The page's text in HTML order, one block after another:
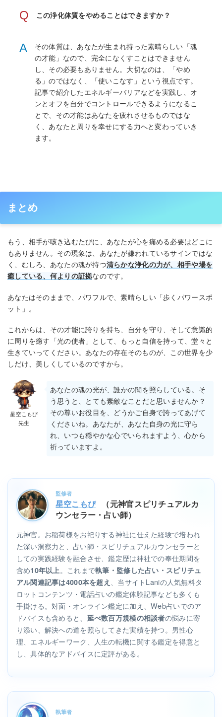
Q この浄化体質をやめることはできますか？
A
その体質は、あなたが生まれ持った素晴らしい「魂
の才能」なので、完全になくすことはできません
し、その必要もありません。大切なのは、「やめ
る」のではなく、「使いこなす」という視点です。
記事で紹介したエネルギーバリアなどを実践し、オ
ンとオフを自分でコントロールできるようになるこ
とで、その才能はあなたを疲れさせるものではな
く、あなたと周りを幸せにする力へと変わっていき
ます。
まとめ
もう、相手が咳き込むたびに、あなたが心を痛める必要はどこに
もありません。その現象は、あなたが嫌われているサインではな
く、むしろ、あなたの魂が持つ清らかな浄化の力が、相手や場を
癒している、何よりの証拠なのです。
あなたはそのままで、パワフルで、素晴らしい「歩くパワースポ
ット」。
これからは、その才能に誇りを持ち、自分を守り、そして意識的
に周りを癒す「光の使者」として、もっと自信を持って、堂々と
生きていってください。あなたの存在そのものが、この世界を少
しだけ、美しくしているのですから。
星空こもぴ
先生
あなたの魂の光が、誰かの闇を照らしている。そ
う思うと、とても素敵なことだと思いませんか？
その尊いお役目を、どうかご自身で誇ってあげて
くださいね。あなたが、あなた自身の光に守ら
れ、いつも穏やかな心でいられますよう、心から
祈っていますよ。
監修者
星空こもぴ
（元神官スピリチュアルカ
ウンセラー・占い師）
元神官。お稲荷様をお祀りする神社に仕えた経験で培われ
た深い洞察力と、占い師・スピリチュアルカウンセラーと
しての実践経験を融合させ、鑑定歴は神社での奉仕期間を
含め10年以上 。これまで執筆・監修した占い・スピリチュ
アル関連記事は4000本を超え
、当サイトLaniの人気無料タ
ロットコンテンツ・電話占いの鑑定体験記事なども多くも
手掛ける。対面・オンライン鑑定に加え、Web占いでのア
ドバイスも含めると、 延べ数百万規模の相談者の悩みに寄
り添い、解決への道を照らしてきた実績を持つ。男性心
理、エネルギーワーク、人生の転機に関する鑑定を得意と
し、具体的なアドバイスに定評がある。
執筆者